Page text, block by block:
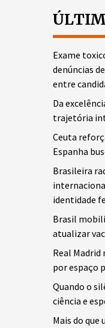
Exame
denúncias
entre
Da
trajetória
Ceuta
Espanha
Brasileira
identidade
Brasil
atualizar
Real
por espaço
Quando o
ciência e
Mais do que